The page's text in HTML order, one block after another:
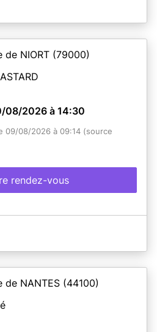
de NIORT (79000)
08/2026 à 14:30
09/08/2026 à 09:14 (source
rendez-vous
de NANTES (44100)